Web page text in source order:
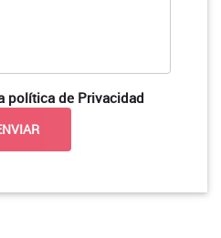
política de Privacidad